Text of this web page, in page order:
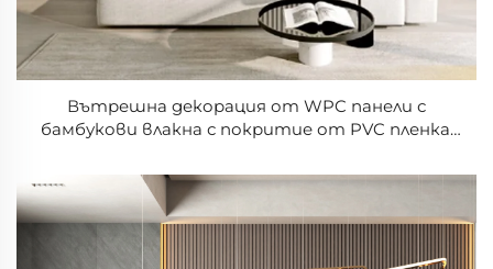
Вътрешна декорация от WPC панели с
бамбукови влакна с покритие от PVC пленка,
панели за стени